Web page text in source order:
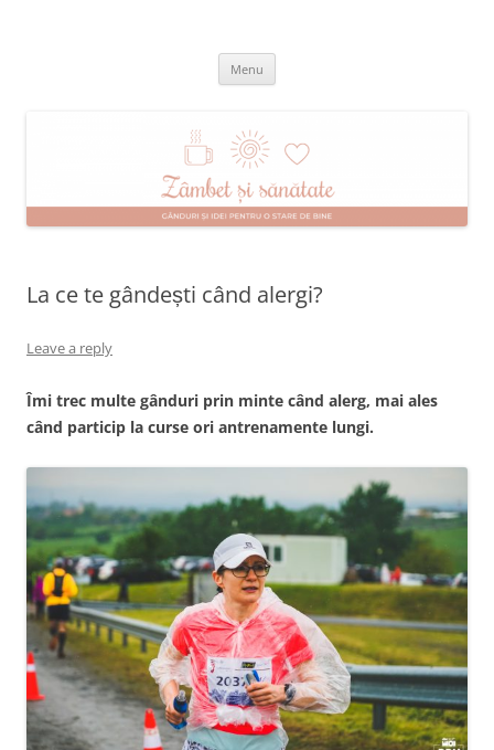
Menu
La ce te gândești când alergi?
Leave a reply
Îmi trec multe gânduri prin minte când alerg, mai ales
când particip la curse ori antrenamente lungi.